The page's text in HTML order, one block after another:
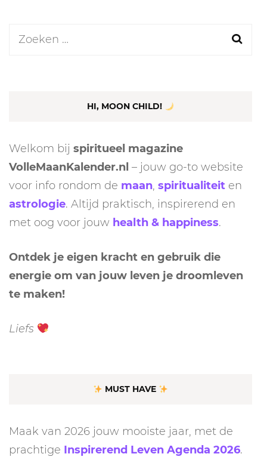
Zoeken
HI, MOON CHILD!
Welkom bij spiritueel magazine
VolleMaanKalender.nl – jouw go-to website
voor info rondom de maan, spiritualiteit en
astrologie. Altijd praktisch, inspirerend en
met oog voor jouw health & happiness.
Ontdek je eigen kracht en gebruik die
energie om van jouw leven je droomleven
te maken!
Liefs
MUST HAVE
Maak van 2026 jouw mooiste jaar, met de
prachtige Inspirerend Leven Agenda 2026.